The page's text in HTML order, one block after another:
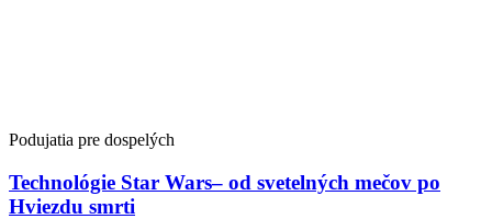
Podujatia pre dospelých
Technológie Star Wars– od svetelných mečov po
Hviezdu smrti